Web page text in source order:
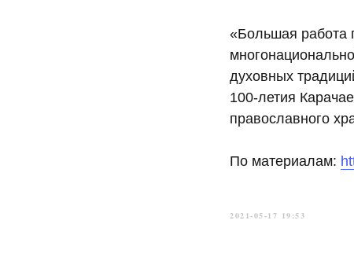
«Большая работа
духовных
100-летия
православного
По материалам:
2021-05-17 19:53